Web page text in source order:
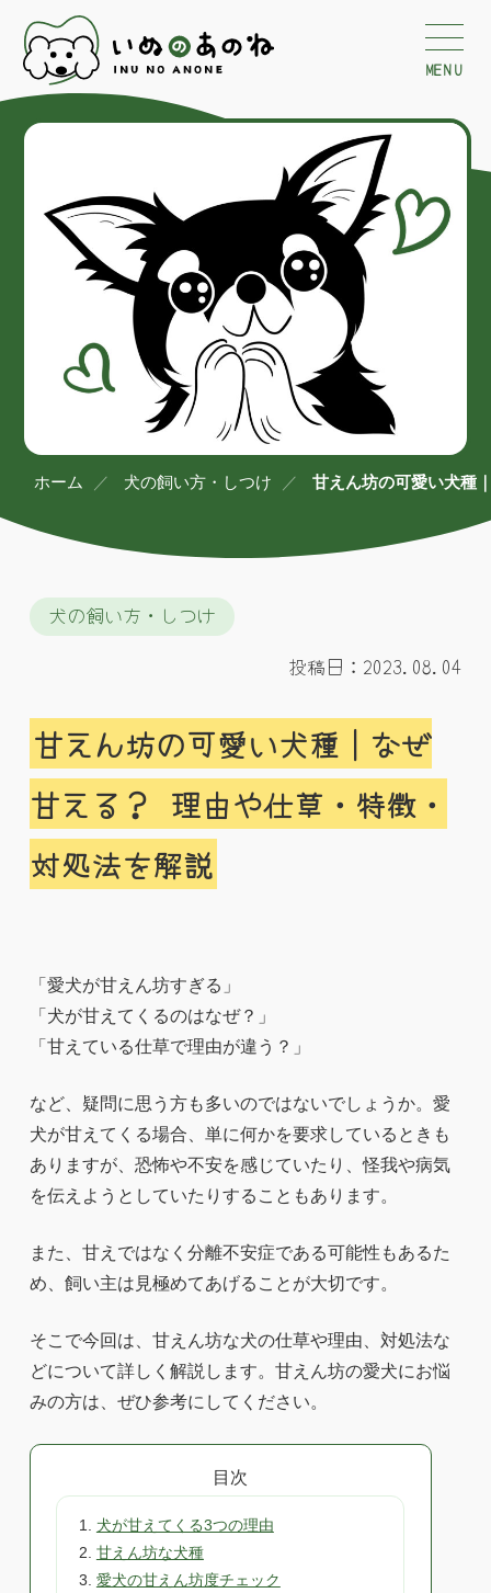
MENU
ホーム 犬の飼い方・しつけ 甘えん坊の可愛い犬種
犬の飼い方・しつけ
投稿日：2023.08.04
甘えん坊の可愛い犬種｜なぜ
甘える？ 理由や仕草・特徴・
対処法を解説
「愛犬が甘えん坊すぎる」
「犬が甘えてくるのはなぜ？」
「甘えている仕草で理由が違う？」
など、疑問に思う方も多いのではないでしょうか。愛
犬が甘えてくる場合、単に何かを要求しているときも
ありますが、恐怖や不安を感じていたり、怪我や病気
を伝えようとしていたりすることもあります。
また、甘えではなく分離不安症である可能性もあるた
め、飼い主は見極めてあげることが大切です。
そこで今回は、甘えん坊な犬の仕草や理由、対処法な
どについて詳しく解説します。甘えん坊の愛犬にお悩
みの方は、ぜひ参考にしてください。
目次
犬が甘えてくる3つの理由
甘えん坊な犬種
愛犬の甘えん坊度チェック